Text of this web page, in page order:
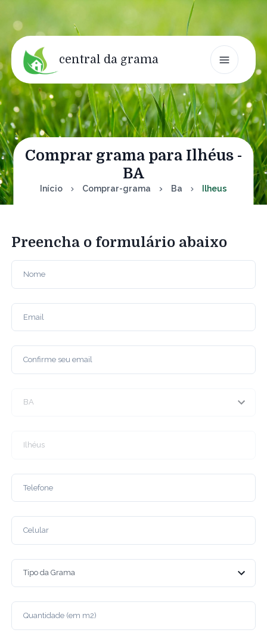
central da grama
Comprar grama para Ilhéus -
BA
Início Comprar-grama Ba Ilheus
Preencha o formulário abaixo